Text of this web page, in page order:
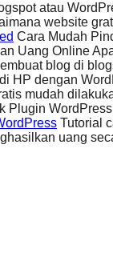
atau
website
Cara Mudah
Uang Online
blog di
HP dengan
mudah
Plugin
Tutorial
uang